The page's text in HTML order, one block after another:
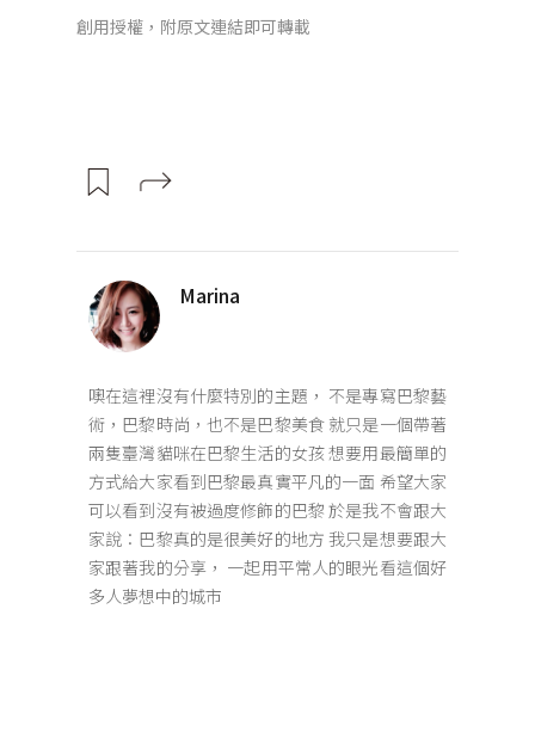
創用授權，附原文連結即可轉載
Marina
噢在這裡沒有什麼特別的主題， 不是專寫巴黎藝
術，巴黎時尚，也不是巴黎美食 就只是一個帶著
兩隻臺灣貓咪在巴黎生活的女孩 想要用最簡單的
方式給大家看到巴黎最真實平凡的一面 希望大家
可以看到沒有被過度修飾的巴黎 於是我不會跟大
家說：巴黎真的是很美好的地方 我只是想要跟大
家跟著我的分享， 一起用平常人的眼光看這個好
多人夢想中的城市